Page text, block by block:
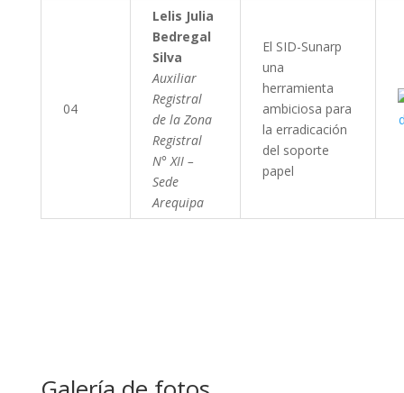
04
Lelis Julia
Bedregal
Silva
Auxiliar
Registral
de la Zona
Registral
N° XII –
Sede
Arequipa
El SID-Sunarp
una
herramienta
ambiciosa para
la erradicación
del soporte
papel